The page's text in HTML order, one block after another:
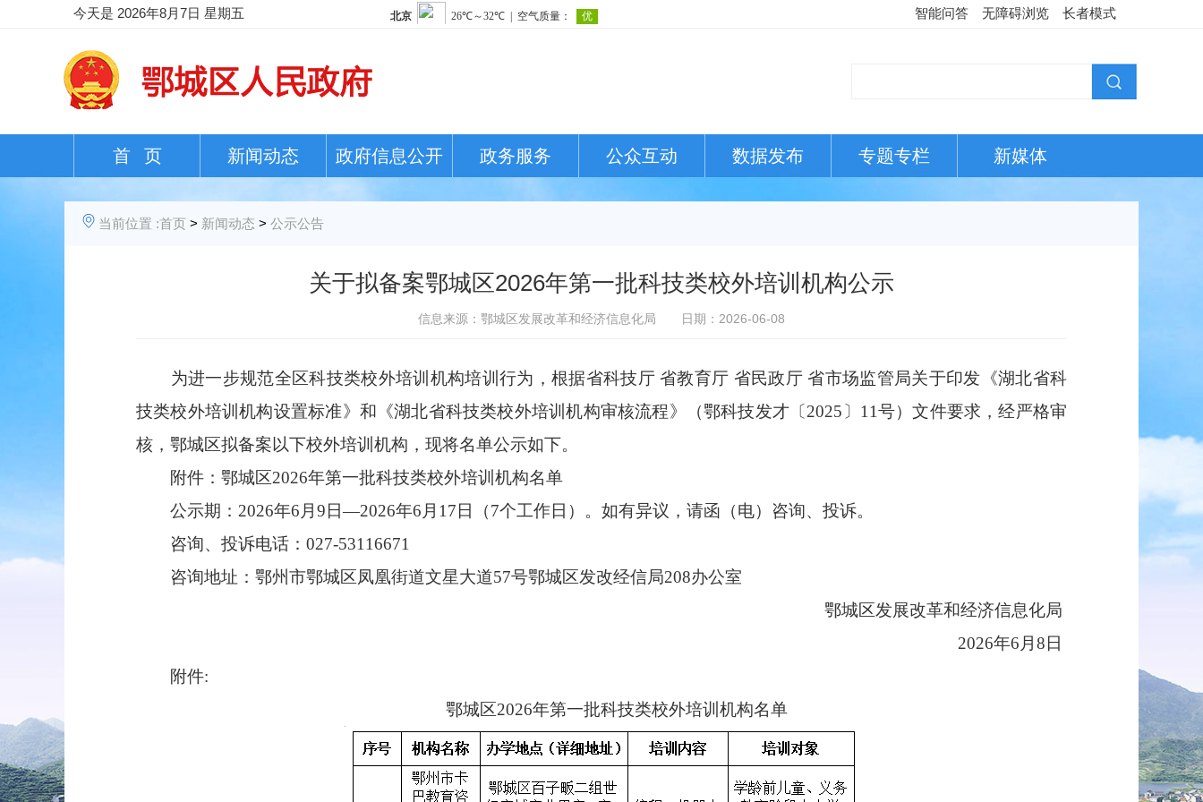
今天是 2026年8月7日 星期五 智能问答 无障碍浏览 长者模式
首 页 新闻动态 政府信息公开 政务服务 公众互动 数据发布 专题专栏 新媒体
当前位置 :首页 > 新闻动态 > 公示公告
关于拟备案鄂城区2026年第一批科技类校外培训机构公示
信息来源：鄂城区发展改革和经济信息化局 日期：2026-06-08
为进一步规范全 区科技类校外培训机构培训 行为，根据省科技厅省教育厅 省民政厅 省市场监管局关于印发 《湖北省科
技类校外培训机构设置标准》 和 《湖北省科技类校外培训机构审核流程》 （鄂科技发才〔 2025〕11号）文件要求 ，经严格审
核 ， 鄂城区拟备案以下校外培训机构，现将名单公示如下。
附件：鄂城区2026年第一批科技类校外培训机构名单
公示期：2026年6 月 9 日—2026年6 月 17 日 （7个工作日 ） 。如有异议，请函（电）咨询、投诉。
咨询、投诉电话 ： 027-53116671
咨询地址： 鄂州市鄂城区 凤凰街道文星大道57号鄂城区发改经信局208办公室
鄂城区发展改革和经济信息化局
2026年6 月 8 日
附件:
鄂城区2026年第一批科技类校外培训机构名单